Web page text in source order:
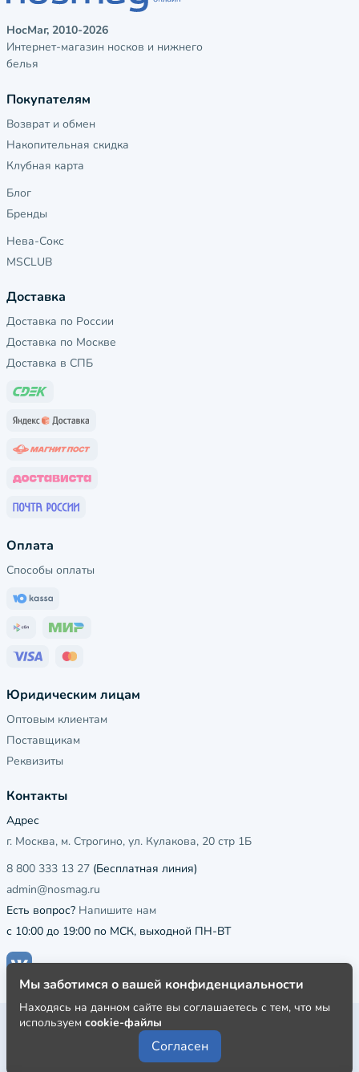
НосМаг, 2010-2026
Интернет-магазин носков и нижнего
белья
Покупателям
Возврат и обмен
Накопительная скидка
Клубная карта
Блог
Бренды
Нева-Сокс
MSCLUB
Доставка
Доставка по России
Доставка по Москве
Доставка в СПБ
Оплата
Способы оплаты
Юридическим лицам
Оптовым клиентам
Поставщикам
Реквизиты
Контакты
Адрес
г. Москва, м. Строгино, ул. Кулакова, 20 стр 1Б
8 800 333 13 27 (Бесплатная линия)
admin@nosmag.ru
Есть вопрос? Напишите нам
с 10:00 до 19:00 по МСК, выходной ПН-ВТ
Публичная оферта
Пользовательское соглашение
Мы заботимся о вашей конфиденциальности
Находясь на данном сайте вы соглашаетесь с тем, что мы
используем cookie-файлы
Согласен